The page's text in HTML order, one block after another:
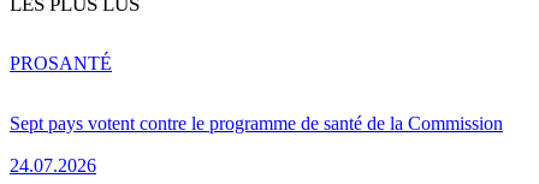
LES PLUS LUS
Sept pays votent contre le programme de santé de la Commission
24.07.2026
PROSANTÉ